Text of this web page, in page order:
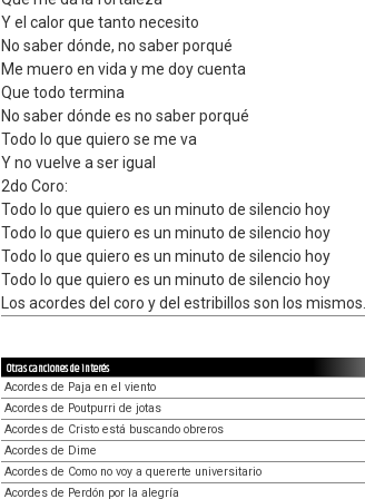
Y el calor que tanto necesito
No saber dónde, no saber porqué
Me muero en vida y me doy cuenta
Que todo termina
No saber dónde es no saber porqué
Todo lo que quiero se me va
Y no vuelve a ser igual
2do Coro:
Todo lo que quiero es un minuto de silencio hoy
Todo lo que quiero es un minuto de silencio hoy
Todo lo que quiero es un minuto de silencio hoy
Todo lo que quiero es un minuto de silencio hoy
Los acordes del coro y del estribillos son los mismos.
Otras canciones de interés
Acordes de Paja en el viento
Acordes de Poutpurri de jotas
Acordes de Cristo está buscando obreros
Acordes de Dime
Acordes de Como no voy a quererte universitario
Acordes de Perdón por la alegría